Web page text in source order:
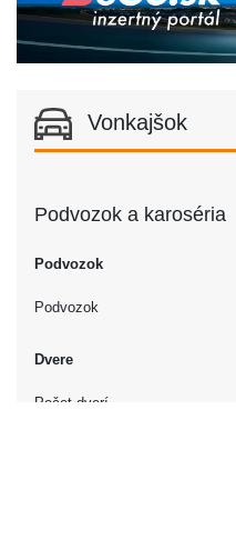
Vonkajšok
Podvozok a karoséria
Podvozok
Podvozok
Dvere
Počet dverí